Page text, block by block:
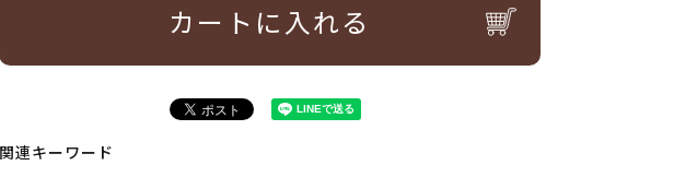
カートに入れる
関連キーワード